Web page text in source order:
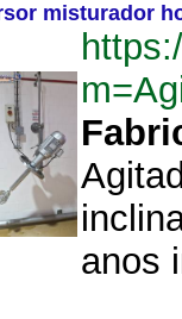
misturador
anos